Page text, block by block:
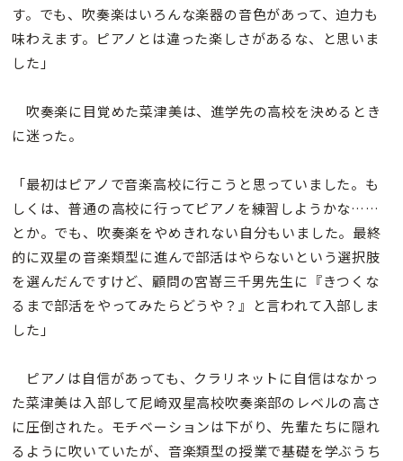
す。でも、吹奏楽はいろんな楽器の音色があって、迫力も
味わえます。ピアノとは違った楽しさがあるな、と思いま
した」
吹奏楽に目覚めた菜津美は、進学先の高校を決めるとき
に迷った。
「最初はピアノで音楽高校に行こうと思っていました。も
しくは、普通の高校に行ってピアノを練習しようかな……
とか。でも、吹奏楽をやめきれない自分もいました。最終
的に双星の音楽類型に進んで部活はやらないという選択肢
を選んだんですけど、顧問の宮嵜三千男先生に『きつくな
るまで部活をやってみたらどうや？』と言われて入部しま
した」
ピアノは自信があっても、クラリネットに自信はなかっ
た菜津美は入部して尼崎双星高校吹奏楽部のレベルの高さ
に圧倒された。モチベーションは下がり、先輩たちに隠れ
るように吹いていたが、音楽類型の授業で基礎を学ぶうち